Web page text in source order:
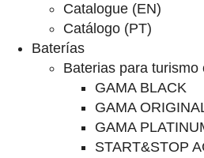
Catalogue (EN)
Catálogo (PT)
Baterías
Baterias para turismo
GAMA BLACK
GAMA
GAMA
START&STOP